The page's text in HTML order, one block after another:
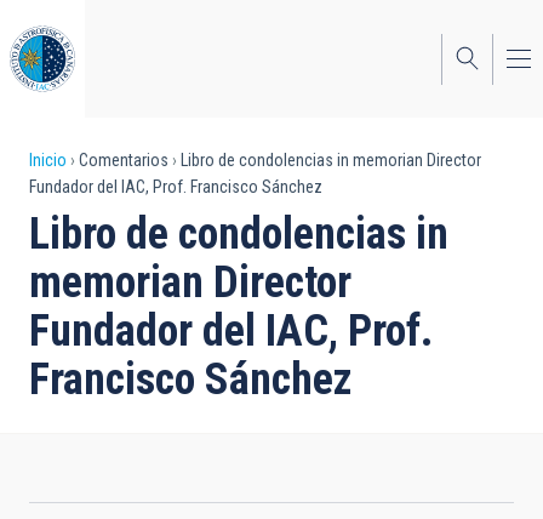
al
contenido
principal
Sobrescribir
enlaces
de
ayuda
a
la
Inicio Comentarios
Libro de condolencias in memorian Director
Fundador del IAC, Prof. Francisco Sánchez
Libro de condolencias in
memorian Director
Fundador del IAC, Prof.
Francisco Sánchez